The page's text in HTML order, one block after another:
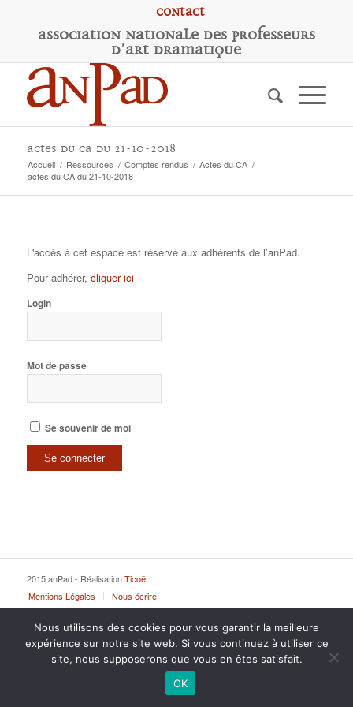
Contact
Association Nationale des Professeurs
d'Art Dramatique
actes du CA du 21-10-2018
Accueil / Ressources / Comptes rendus / Actes du CA /
actes du CA du 21-10-2018
L'accès à cet espace est réservé aux adhérents de l’anPad.
Pour adhérer, cliquer ici
Login
Mot de passe
Se souvenir de moi
2015 anPad - RéalisationTicoët
Mentions Légales
Nous écrire
Nous utilisons des cookies pour vous garantir la meilleure
expérience sur notre site web. Si vous continuez à utiliser ce
site, nous supposerons que vous en êtes satisfait.
OK